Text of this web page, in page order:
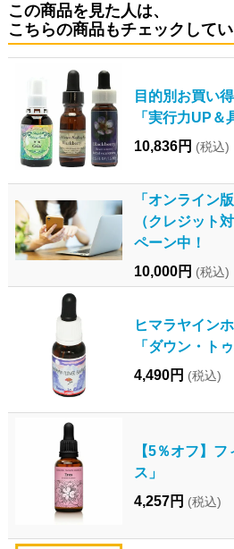
この商品を見た人は、
こちらの商品もチェックしてい
目的別お買い
「実行力UP＆
10,836円 (税込)
「オンライン
（クレジット
ペーン中！
10,000円 (税込)
ヒマラヤイン
「ダウン・ト
4,490円 (税込)
【5％オフ】
ス」
4,257円 (税込)